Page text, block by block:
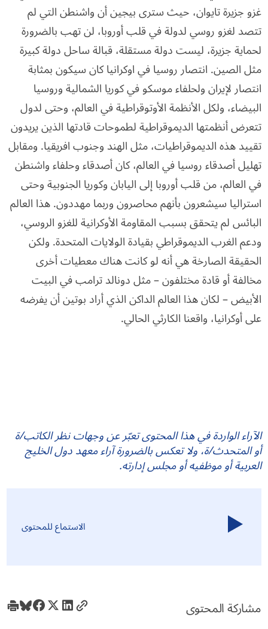
غزو جزيرة تايوان، حيث سترى بيجين أن واشنطن التي لم
تتصد لغزو روسي لدولة في قلب أوروبا، لن تهب بالضرورة
لحماية جزيرة، ليست دولة مستقلة، قبالة ساحل دولة كبيرة
مثل الصين. انتصار روسيا في اوكرانيا كان سيكون بمثابة
انتصار لإيران ولحلفاء موسكو في كوريا الشمالية وروسيا
البيضاء، ولكل الأنظمة الأوتوقراطية في العالم، وحتى لدول
تتعرض أنظمتها الديموقراطية لطموحات قادتها الذين يريدون
تقييد هذه الديموقراطيات، مثل الهند وجنوب افريقيا. ومقابل
تهليل أصدقاء روسيا في العالم، كان أصدقاء وحلفاء واشنطن
في العالم، من قلب أوروبا إلى اليابان وكوريا الجنوبية وحتى
استراليا سيشعرون بأنهم محاصرون وربما مهددون. هذا العالم
البائس لم يتحقق بسبب المقاومة الأوكرانية للغزو الروسي،
ودعم الغرب الديموقراطي بقيادة الولايات المتحدة. ولكن
الحقيقة الصارخة هي أنه لو كانت هناك معطيات أخرى
مخالفة أو قادة مختلفون – مثل دونالد ترامب في البيت
الأبيض – لكان هذا العالم الداكن الذي أراد بوتين أن يفرضه
على أوكرانيا، واقعنا الكارثي الحالي.
الآراء الواردة في هذا المحتوى تعبّر عن وجهات نظر الكاتب/ة
أو المتحدث/ة، ولا تعكس بالضرورة آراء معهد دول الخليج
العربية أو موظفيه أو مجلس إدارته.
الاستماع للمحتوى
مشاركة المحتوى